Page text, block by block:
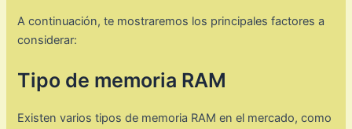
A continuación, te mostraremos los principales factores a
considerar:
Tipo de memoria RAM
Existen varios tipos de memoria RAM en el mercado, como